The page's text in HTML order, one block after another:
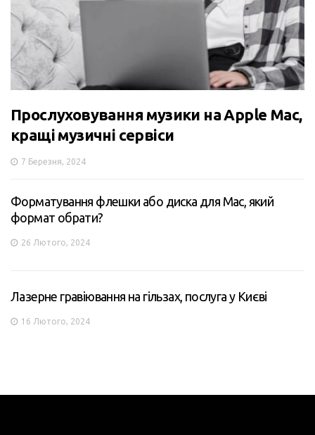
Прослуховування музики на Apple Mac,
кращі музичні сервіси
7 Березня, 2024
Форматування флешки або диска для Mac, який
формат обрати?
26 Лютого, 2024
Лазерне гравіювання на гільзах, послуга у Києві
16 Лютого, 2024